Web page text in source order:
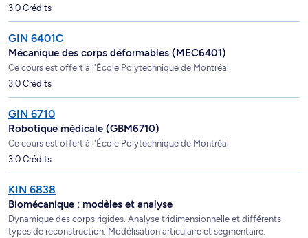
3.0 Crédits
GIN 6401C
Mécanique des corps déformables (MEC6401)
Ce cours est offert à l'École Polytechnique de Montréal
3.0 Crédits
GIN 6710
Robotique médicale (GBM6710)
Ce cours est offert à l'École Polytechnique de Montréal
3.0 Crédits
KIN 6838
Biomécanique : modèles et analyse
Dynamique des corps rigides. Analyse tridimensionnelle et différents
types de reconstruction. Modélisation articulaire et segmentaire.